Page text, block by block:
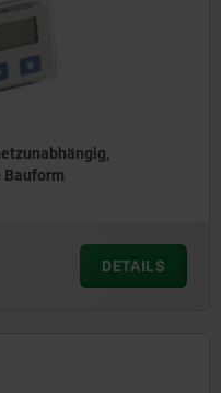
Bauform
DETAILS